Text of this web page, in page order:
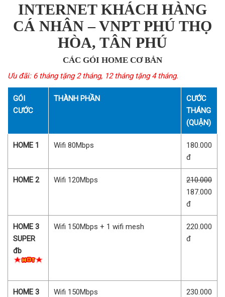
INTERNET KHÁCH HÀNG
CÁ NHÂN – VNPT PHÚ THỌ
HÒA, TÂN PHÚ
CÁC GÓI HOME CƠ BẢN
Ưu đãi: 6 tháng tặng 2 tháng, 12 tháng tặng 4 tháng.
GÓI
CƯỚC
THÀNH PHẦN
CƯỚC
THÁNG
(QUẬN)
HOME 1 Wifi 80Mbps
180.000
đ
HOME 2 Wifi 120Mbps
210.000
187.000
đ
HOME 3
SUPER
đb
Wifi 150Mbps + 1 wifi mesh
220.000
đ
HOME 3
Wifi 150Mbps
230.000